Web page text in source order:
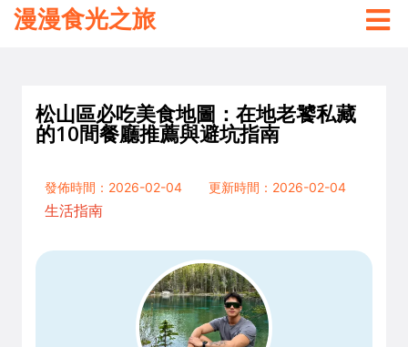
漫漫食光之旅
松山區必吃美食地圖：在地老饕私藏
的10間餐廳推薦與避坑指南
發佈時間：2026-02-04
更新時間：2026-02-04
生活指南